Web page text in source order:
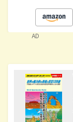
AD